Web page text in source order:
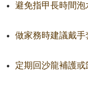
避免指甲長時間泡
做家務時建議戴手
定期回沙龍補護或